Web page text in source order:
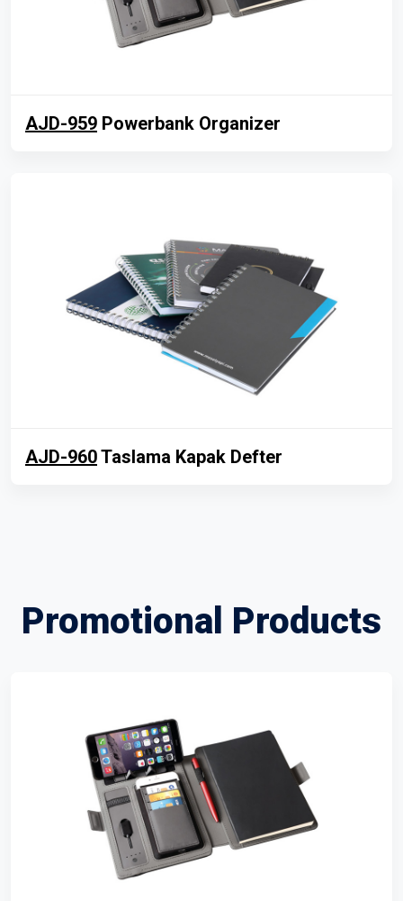
AJD-959 Powerbank Organizer
AJD-960Taslama Kapak Defter
Promotional Products